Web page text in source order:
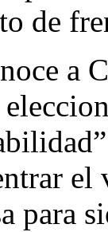
de
a
el
para